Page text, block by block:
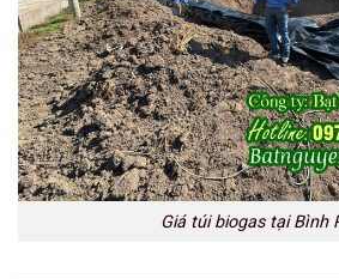
Giá túi biogas tại Bình